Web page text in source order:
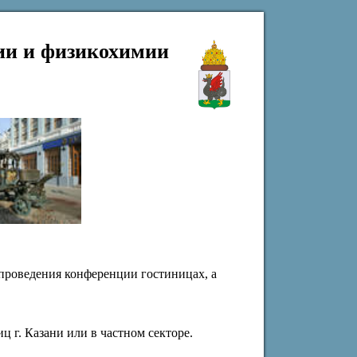
и физикохимии
конференции гостиницах, а
г. Казани или в частном секторе.